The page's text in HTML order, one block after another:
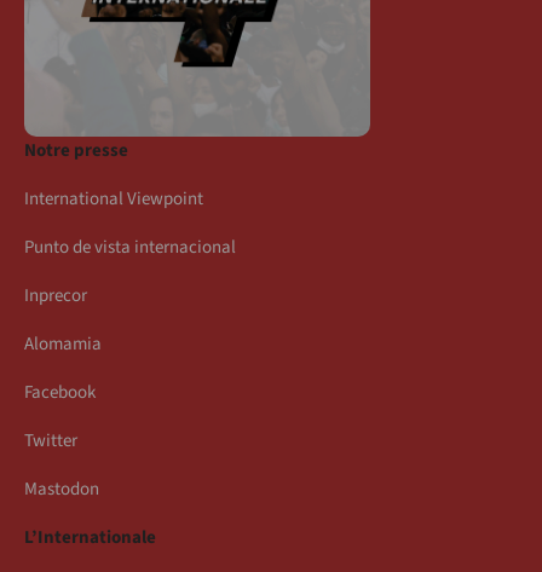
Notre presse
International Viewpoint
Punto de vista internacional
Inprecor
Alomamia
Facebook
Twitter
Mastodon
L’Internationale